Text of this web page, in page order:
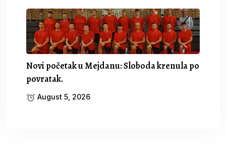
Novi početak u Mejdanu: Sloboda krenula po
povratak.
August 5, 2026